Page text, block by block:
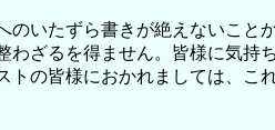
いたずら書きが絶えないこと
わざるを得ません。皆様に気持
トの皆様におかれましては、こ